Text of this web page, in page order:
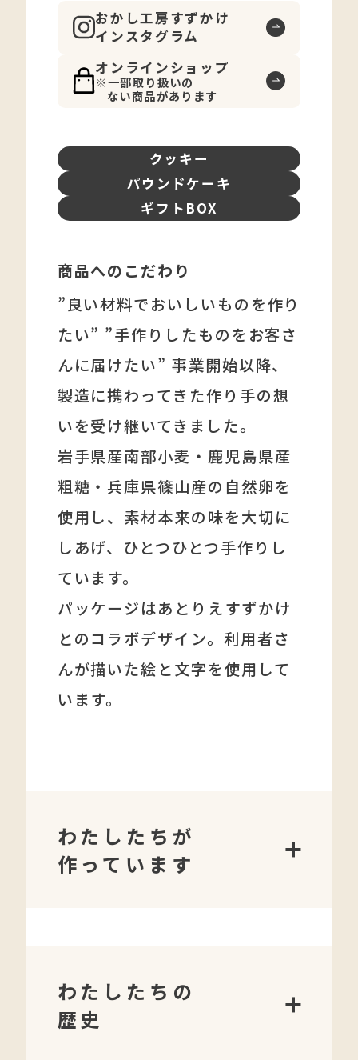
おかし工房すずかけ
インスタグラム
オンラインショップ
一部取り扱いの
ない商品があります
クッキー
パウンドケーキ
ギフトBOX
商品へのこだわり
”良い材料でおいしいものを作り
たい” ”手作りしたものをお客さ
んに届けたい” 事業開始以降、
製造に携わってきた作り手の想
いを受け継いてきました。
岩手県産南部小麦・鹿児島県産
粗糖・兵庫県篠山産の自然卵を
使用し、素材本来の味を大切に
しあげ、ひとつひとつ手作りし
ています。
パッケージはあとりえすずかけ
とのコラボデザイン。利用者さ
んが描いた絵と文字を使用して
います。
わたしたちが
作っています
わたしたちの
歴史